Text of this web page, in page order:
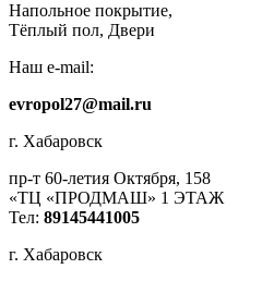
Напольное покрытие,
Тёплый пол, Двери
Наш e-mail:
evropol27@mail.ru
г. Хабаровск
пр-т 60-летия Октября, 158
«ТЦ «ПРОДМАШ» 1 ЭТАЖ
Тел: 89145441005
г. Хабаровск